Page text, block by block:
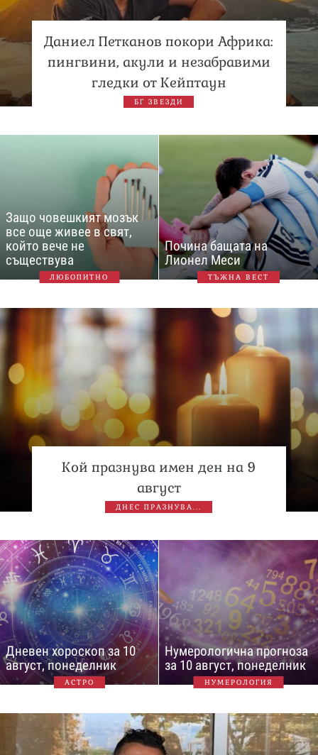
Даниел Петканов покори Африка:
пингвини, акули и незабравими
гледки от Кейптаун
БГ ЗВЕЗДИ
Защо човешкият мозък
все още живее в свят,
който вече не
съществува
ЛЮБОПИТНО
Почина бащата на
Лионел Меси
ТЪЖНА ВЕСТ
Кой празнува имен ден на 9
август
ДНЕС ПРАЗНУВА...
Дневен хороскоп за 10
август, понеделник
АСТРО
Нумерологична прогноза
за 10 август, понеделник
НУМЕРОЛОГИЯ